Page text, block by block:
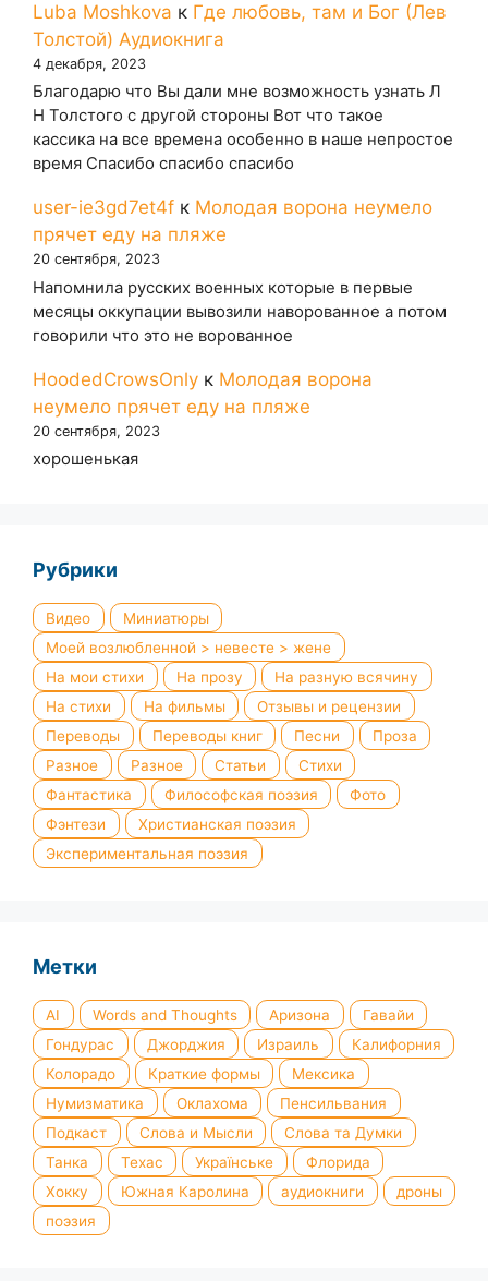
Luba Moshkova к Где любовь, там и Бог (Лев
Толстой) Аудиокнига
4 декабря, 2023
Благодарю что Вы дали мне возможность узнать Л
Н Толстого с другой стороны Вот что такое
кассика на все времена особенно в наше непростое
время Спасибо спасибо спасибо
user-ie3gd7et4f к Молодая ворона неумело
прячет еду на пляже
20 сентября, 2023
Напомнила русских военных которые в первые
месяцы оккупации вывозили наворованное а потом
говорили что это не ворованное
HoodedCrowsOnly к Молодая ворона
неумело прячет еду на пляже
20 сентября, 2023
хорошенькая
Рубрики
Видео
Миниатюры
Моей возлюбленной > невесте > жене
На мои стихи
На прозу
На разную всячину
На стихи
На фильмы
Отзывы и рецензии
Переводы
Переводы книг Песни
Проза
Разное
Разное Статьи
Стихи
Фантастика
Философская поэзия
Фото
Фэнтези
Христианская поэзия
Экспериментальная поэзия
Метки
AI Words and Thoughts Аризона
Гавайи
Гондурас
Джорджия Израиль
Калифорния
Колорадо
Краткие формы
Мексика
Нумизматика
Оклахома
Пенсильвания
Подкаст
Слова и Мысли
Слова та Думки
Танка
Техас Українське
Флорида
Хокку
Южная Каролина аудиокниги
дроны
поэзия